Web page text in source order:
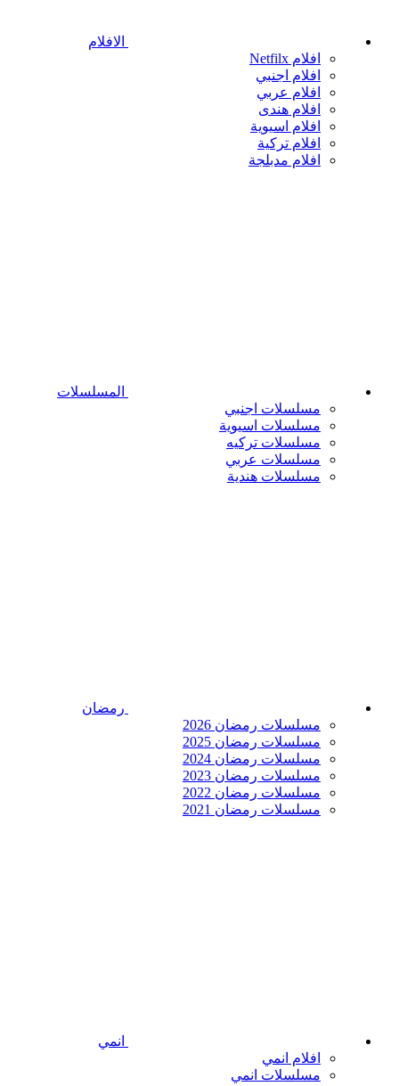
الافلام
افلام Netfilx
افلام اجنبي
افلام عربي
افلام هندى
افلام اسيوية
افلام تركية
افلام مدبلجة
المسلسلات
مسلسلات اجنبي
مسلسلات اسيوية
مسلسلات تركيه
مسلسلات عربي
مسلسلات هندية
رمضان
مسلسلات رمضان 2026
مسلسلات رمضان 2025
مسلسلات رمضان 2024
مسلسلات رمضان 2023
مسلسلات رمضان 2022
مسلسلات رمضان 2021
انمي
افلام انمي
مسلسلات انمي